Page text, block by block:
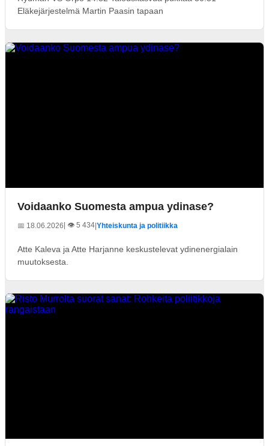
Eläkejärjestelmä Martin Paasin tapaan
Voidaanko Suomesta ampua ydinase?
📅 18.06.2026| 👁️ 5 434 Yhteiskunta ja politiikka
Atte Kaleva ja Atte Harjanne keskustelevat ydinenergialain
muutoksesta.